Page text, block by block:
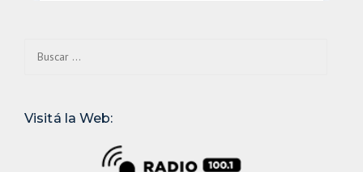
Visitá la Web: